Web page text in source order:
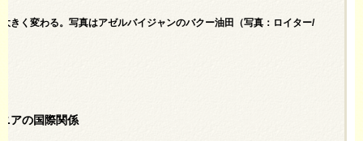
きく変わる。写真はアゼルバイジャンのバクー油田（写真：ロイター/
アの国際関係